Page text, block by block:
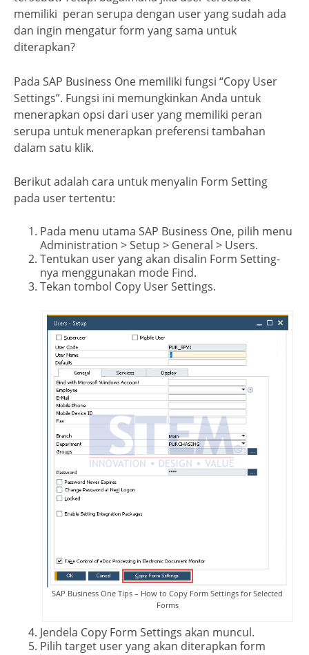
memiliki peran serupa dengan user yang sudah ada
dan ingin mengatur form yang sama untuk
diterapkan?
Pada SAP Business One memiliki fungsi “Copy User
Settings”. Fungsi ini memungkinkan Anda untuk
menerapkan opsi dari user yang memiliki peran
serupa untuk menerapkan preferensi tambahan
dalam satu klik.
Berikut adalah cara untuk menyalin Form Setting
pada user tertentu:
Pada menu utama SAP Business One, pilih menu
Administration > Setup > General > Users.
Tentukan user yang akan disalin Form Setting-
nya menggunakan mode Find.
Tekan tombol Copy User Settings.
SAP Business One Tips – How to Copy Form Settings for Selected
Forms
Jendela Copy Form Settings akan muncul.
Pilih target user yang akan diterapkan form